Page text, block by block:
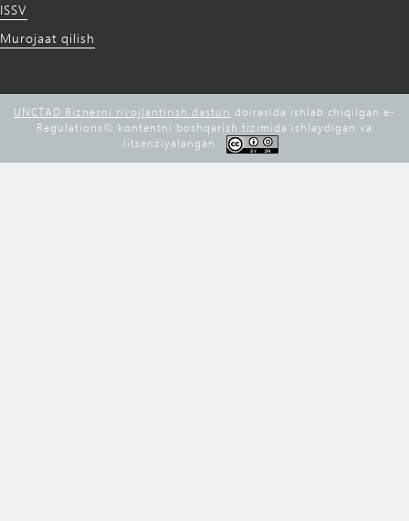
ISSV
Murojaat qilish
UNCTAD Biznesni rivojlantirish dasturi doirasida ishlab chiqilgan e-
Regulations©️ kontentni boshqarish tizimida ishlaydigan va
litsenziyalangan